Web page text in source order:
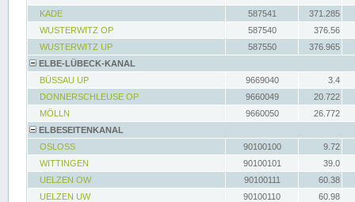
KADE
587541
371.285
WUSTERWITZ OP
587540
376.56
WUSTERWITZ UP
587550
376.965
ELBE-LÜBECK-KANAL
BÜSSAU UP
9669040
3.4
DONNERSCHLEUSE OP
9660049
20.722
MÖLLN
9660050
26.772
ELBESEITENKANAL
OSLOSS
90100100
9.72
WITTINGEN
90100101
39.0
UELZEN OW
90100111
60.38
UELZEN UW
90100110
60.98